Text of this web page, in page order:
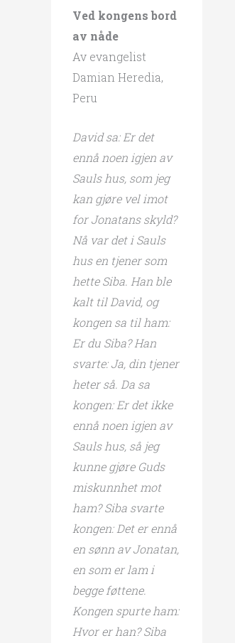
Ved kongens bord
av nåde
Av evangelist
Damian Heredia,
Peru
David sa: Er det
ennå noen igjen av
Sauls hus, som jeg
kan gjøre vel imot
for Jonatans skyld?
Nå var det i Sauls
hus en tjener som
hette Siba. Han ble
kalt til David, og
kongen sa til ham:
Er du Siba? Han
svarte: Ja, din tjener
heter så. Da sa
kongen: Er det ikke
ennå noen igjen av
Sauls hus, så jeg
kunne gjøre Guds
miskunnhet mot
ham? Siba svarte
kongen: Det er ennå
en sønn av Jonatan,
en som er lam i
begge føttene.
Kongen spurte ham:
Hvor er han? Siba